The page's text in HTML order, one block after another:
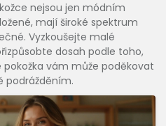
nejsou jen módním
mají široké spektrum
Vyzkoušejte malé
dosah podle toho,
vám může poděkovat
podrážděním.